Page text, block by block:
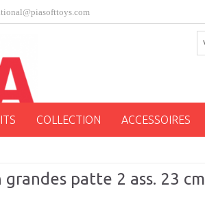
COLLECTION ACCESSOIRES
patte 2 ass. 23 cm